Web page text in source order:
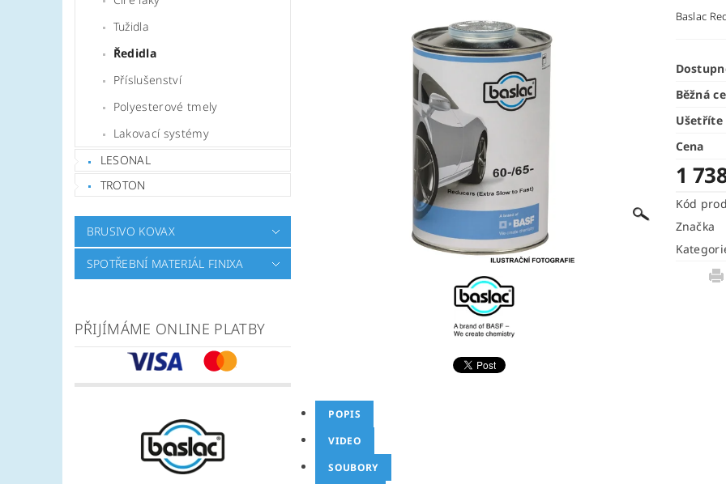
Tužidla
Ředidla
Příslušenství
Polyesterové tmely
Lakovací systémy
LESONAL
TROTON
BRUSIVO KOVAX
SPOTŘEBNÍ MATERIÁL FINIXA
PŘIJÍMÁME ONLINE PLATBY
Baslac
Běžná
Ušetříte
Cena
1
Kód
Značka
POPIS
VIDEO
SOUBORY